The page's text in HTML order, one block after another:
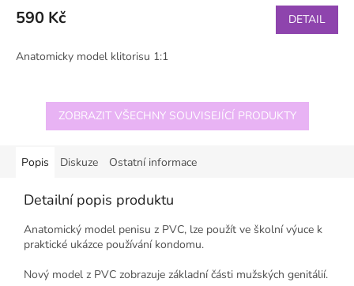
590 Kč DETAIL
Anatomicky model klitorisu 1:1
ZOBRAZIT VŠECHNY SOUVISEJÍCÍ PRODUKTY
Popis Diskuze Ostatní informace
Detailní popis produktu
Anatomický model penisu z PVC, lze použít ve školní výuce k
praktické ukázce používání kondomu.
Nový model z PVC zobrazuje základní části mužských genitálií.